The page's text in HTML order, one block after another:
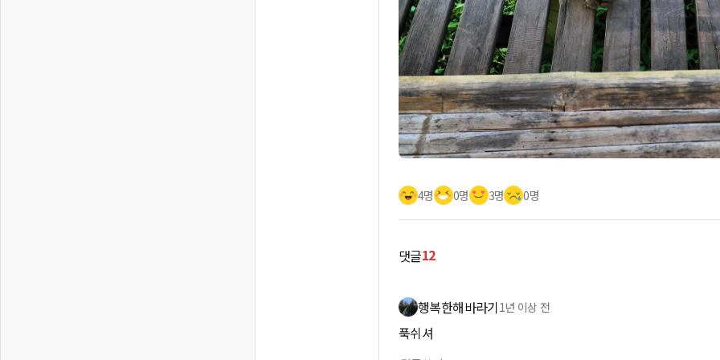
4명 0명 3명 0명
댓글12
행복한해바라기1년 이상 전
푹쉬셔